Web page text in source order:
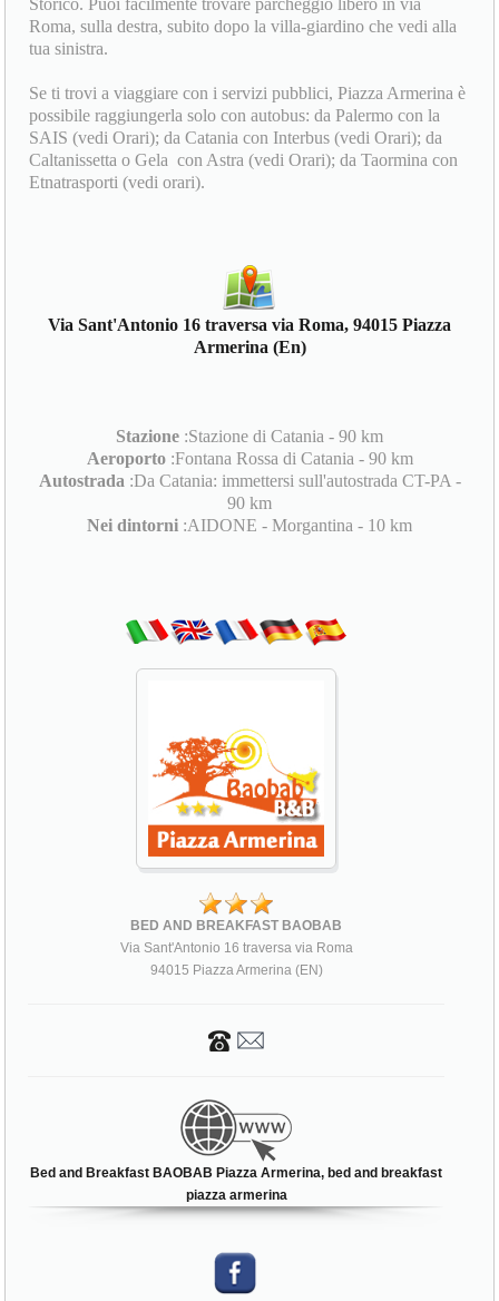
Roma, sulla destra, subito dopo la villa-giardino che vedi alla
tua sinistra.
Se ti trovi a viaggiare con i servizi pubblici, Piazza Armerina è
possibile raggiungerla solo con autobus: da Palermo con la
SAIS (vedi Orari); da Catania con Interbus (vedi Orari); da
Caltanissetta o Gela con Astra (vedi Orari); da Taormina con
Etnatrasporti (vedi orari).
Via Sant'Antonio 16 traversa via Roma, 94015 Piazza
Armerina (En)
Stazione :Stazione di Catania - 90 km
Aeroporto:Fontana Rossa di Catania - 90 km
Autostrada :Da Catania: immettersi sull'autostrada CT-PA -
90 km
Nei dintorni :AIDONE - Morgantina - 10 km
BED AND BREAKFAST BAOBAB
Via Sant'Antonio 16 traversa via Roma
94015 Piazza Armerina (EN)
Bed and Breakfast BAOBAB Piazza Armerina, bed and breakfast
piazza armerina